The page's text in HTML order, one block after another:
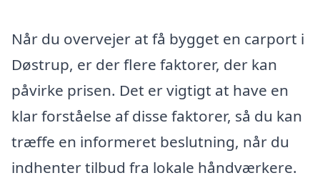
Når du overvejer at få bygget en carport i
Døstrup, er der flere faktorer, der kan
påvirke prisen. Det er vigtigt at have en
klar forståelse af disse faktorer, så du kan
træffe en informeret beslutning, når du
indhenter tilbud fra lokale håndværkere.